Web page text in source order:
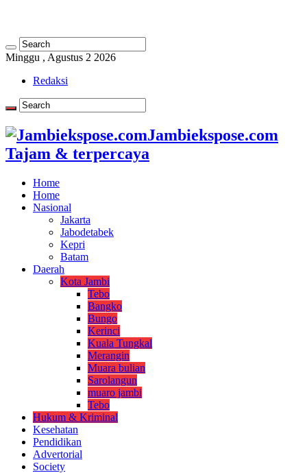
Minggu , Agustus 2 2026
Redaksi
Jambiekspose.com
Tajam & terpercaya
Home
Home
Nasional
Jakarta
Jabodetabek
Kepri
Batam
Daerah
Kota Jambi
Tebo
Bangko
Bungo
Kerinci
Kuala Tungkal
Merangin
Muara bulian
Sarolangun
muaro jambi
Tebo
Hukum & Kriminal
Kesehatan
Pendidikan
Advertorial
Society